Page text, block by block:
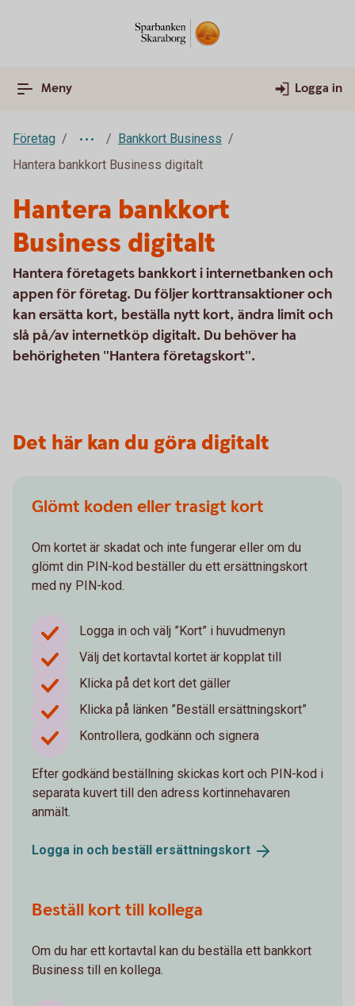
Meny Logga in
Företag
Bankkort Business
Hantera bankkort Business digitalt
Hantera bankkort
Business digitalt
Hantera företagets bankkort i internetbanken och
appen för företag. Du följer korttransaktioner och
kan ersätta kort, beställa nytt kort, ändra limit och
slå på/av internetköp digitalt. Du behöver ha
behörigheten "Hantera företagskort".
Det här kan du göra digitalt
Glömt koden eller trasigt kort
Om kortet är skadat och inte fungerar eller om du
glömt din PIN-kod beställer du ett ersättningskort
med ny PIN-kod.
Logga in och välj ”Kort” i huvudmenyn
Välj det kortavtal kortet är kopplat till
Klicka på det kort det gäller
Klicka på länken ”Beställ ersättningskort”
Kontrollera, godkänn och signera
Efter godkänd beställning skickas kort och PIN-kod i
separata kuvert till den adress kortinnehavaren
anmält.
Logga in och beställ ersättningskort
Beställ kort till kollega
Om du har ett kortavtal kan du beställa ett bankkort
Business till en kollega.